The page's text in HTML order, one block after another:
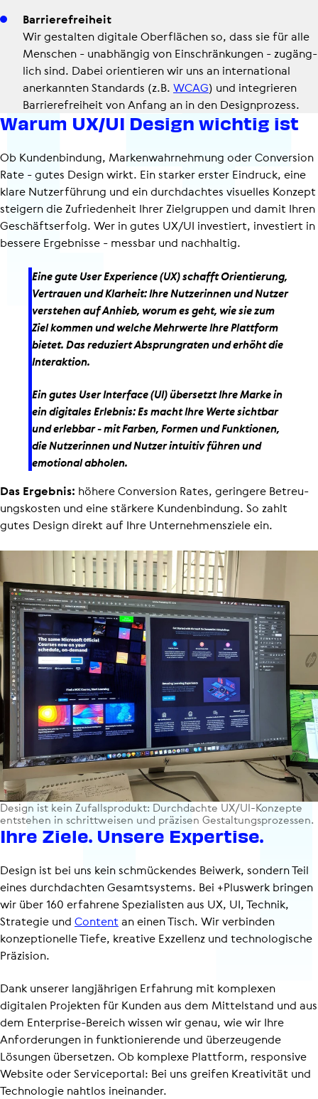
Bar­rie­re­frei­heit
Wir gestalten digitale Ober­flä­chen so, dass sie für alle
Menschen - unab­hän­gig von Ein­schrän­kun­gen - zugäng­
lich sind. Dabei ori­en­tie­ren wir uns an inter­na­tio­nal
aner­kann­ten Standards (z.B. WCAG) und inte­grie­ren
Bar­rie­re­frei­heit von Anfang an in den Design­pro­zess.
Warum UX/UI Design wichtig ist
Ob Kundenbindung, Marken­wahr­neh­mung oder Conversion
Rate - gutes Design wirkt. Ein starker erster Eindruck, eine
klare Nutzerführung und ein durchdachtes visuelles Konzept
steigern die Zufriedenheit Ihrer Zielgruppen und damit Ihren
Geschäfts­er­folg. Wer in gutes UX/UI investiert, investiert in
bessere Ergebnisse - messbar und nachhaltig.
Eine gute User Experience (UX) schafft Orientierung,
Vertrauen und Klarheit: Ihre Nutzerinnen und Nutzer
verstehen auf Anhieb, worum es geht, wie sie zum
Ziel kommen und welche Mehrwerte Ihre Plattform
bietet. Das reduziert Absprungraten und erhöht die
Interaktion.
Ein gutes User Interface (UI) übersetzt Ihre Marke in
ein digitales Erlebnis: Es macht Ihre Werte sichtbar
und erlebbar - mit Farben, Formen und Funktionen,
die Nutzerinnen und Nutzer intuitiv führen und
emotional abholen.
Das Ergebnis: höhere Conversion Rates, geringere Betreu­
ungs­kosten und eine stärkere Kundenbindung. So zahlt
gutes Design direkt auf Ihre Unter­neh­mens­ziele ein.
Design ist kein Zufalls­pro­dukt: Durch­dachte UX/UI-Konzepte
entstehen in schritt­wei­sen und präzisen Gestal­tungs­pro­zes­sen.
Ihre Ziele. Unsere Expertise.
Design ist bei uns kein schmückendes Beiwerk, sondern Teil
eines durchdachten Gesamtsystems. Bei +Pluswerk bringen
wir über 160 erfahrene Spezialisten aus UX, UI, Technik,
Strategie und Content an einen Tisch. Wir verbinden
konzeptionelle Tiefe, kreative Exzellenz und technologische
Präzision.
Dank unserer langjährigen Erfahrung mit komplexen
digitalen Projekten für Kunden aus dem Mittelstand und aus
dem Enterprise-Bereich wissen wir genau, wie wir Ihre
Anforderungen in funk­tio­nie­rende und überzeugende
Lösungen übersetzen. Ob komplexe Plattform, responsive
Website oder Serviceportal: Bei uns greifen Kreativität und
Technologie nahtlos ineinander.